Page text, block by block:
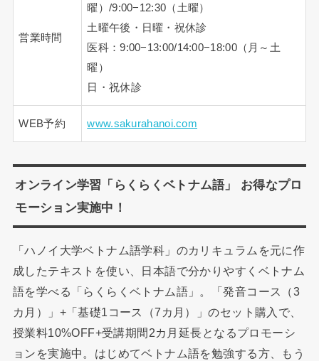
営業時間
曜）/9:00−12:30（土曜）
土曜午後・日曜・祝休診
医科：9:00−13:00/14:00−18:00（月～土
曜）
日・祝休診
WEB予約 www.sakurahanoi.com
オンライン学習「らくらくベトナム語」 お得なプロ
モーション実施中！
「ハノイ大学ベトナム語学科」のカリキュラムを元に作
成したテキストを使い、日本語で分かりやすくベトナム
語を学べる「らくらくベトナム語」。「発音コース（3
カ月）」+「基礎1コース（7カ月）」のセット購入で、
授業料10%OFF+受講期間2カ月延長となるプロモーシ
ョンを実施中。はじめてベトナム語を勉強する方、もう